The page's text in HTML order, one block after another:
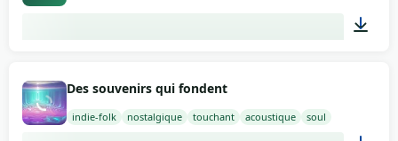
Des souvenirs qui fondent
indie-folk nostalgique touchant acoustique soul